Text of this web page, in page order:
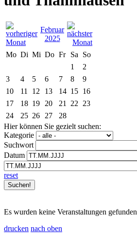
Februar
2025
Mo Di Mi Do Fr Sa
So
1
2
3
4 5 6 7 8
9
10
11 12 13 14 15 16
17
18 19 20 21 22
23
24
25 26 27
28
Hier können Sie gezielt suchen:
Kategorie
Suchwort
Datum
reset
Es wurden keine Veranstaltungen
drucken nach oben